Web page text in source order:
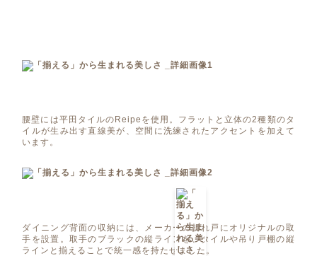
腰壁には平田タイルのReipeを使用。フラットと立体の2種類のタ
イルが生み出す直線美が、空間に洗練されたアクセントを加えて
います。
ダイニング背面の収納には、メーカーの折れ戸にオリジナルの取
手を設置。取手のブラックの縦ラインを、タイルや吊り戸棚の縦
ラインと揃えることで統一感を持たせました。